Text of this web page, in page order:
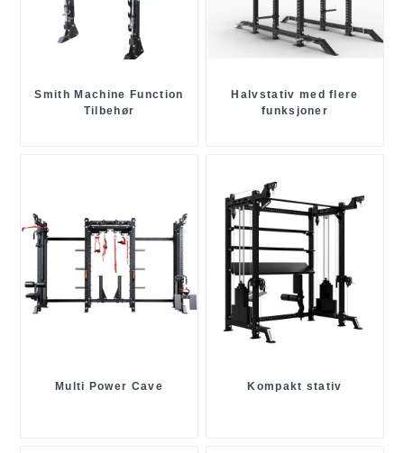
Smith Machine Function
Tilbehør
Halvstativ med flere
funksjoner
Multi Power Cave Kompakt stativ